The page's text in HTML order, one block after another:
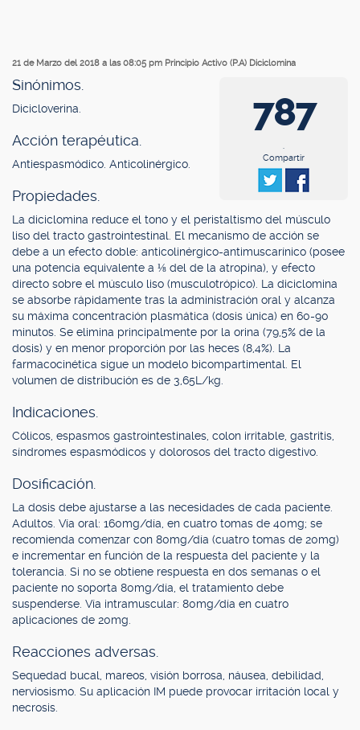
21 de Marzo del 2018 a las 08:05 pm Principio Activo (P.A) Diciclomina
787
.
Compartir
Sinónimos.
Dicicloverina.
Acción terapéutica.
Antiespasmódico. Anticolinérgico.
Propiedades.
La diciclomina reduce el tono y el peristaltismo del músculo
liso del tracto gastrointestinal. El mecanismo de acción se
debe a un efecto doble: anticolinérgico-antimuscarínico (posee
una potencia equivalente a ⅛ del de la atropina), y efecto
directo sobre el músculo liso (musculotrópico). La diciclomina
se absorbe rápidamente tras la administración oral y alcanza
su máxima concentración plasmática (dosis única) en 60-90
minutos. Se elimina principalmente por la orina (79,5% de la
dosis) y en menor proporción por las heces (8,4%). La
farmacocinética sigue un modelo bicompartimental. El
volumen de distribución es de 3,65L/kg.
Indicaciones.
Cólicos, espasmos gastrointestinales, colon irritable, gastritis,
síndromes espasmódicos y dolorosos del tracto digestivo.
Dosificación.
La dosis debe ajustarse a las necesidades de cada paciente.
Adultos. Vía oral: 160mg/día, en cuatro tomas de 40mg; se
recomienda comenzar con 80mg/día (cuatro tomas de 20mg)
e incrementar en función de la respuesta del paciente y la
tolerancia. Si no se obtiene respuesta en dos semanas o el
paciente no soporta 80mg/día, el tratamiento debe
suspenderse. Vía intramuscular: 80mg/día en cuatro
aplicaciones de 20mg.
Reacciones adversas.
Sequedad bucal, mareos, visión borrosa, náusea, debilidad,
nerviosismo. Su aplicación IM puede provocar irritación local y
necrosis.